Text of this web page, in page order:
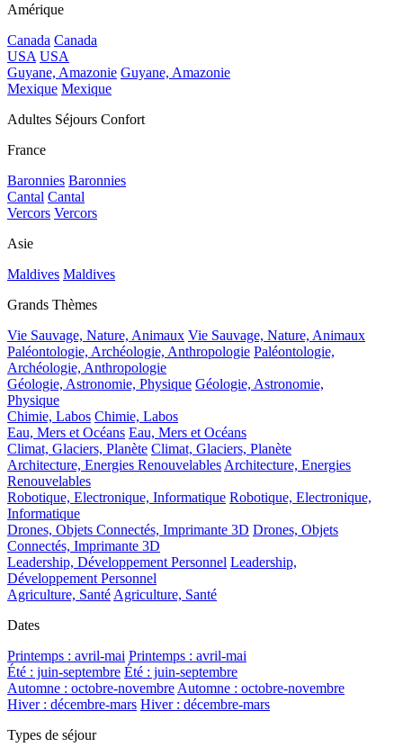
Amérique
Canada Canada
USA USA
Guyane, Amazonie Guyane, Amazonie
Mexique Mexique
Adultes Séjours Confort
France
Baronnies Baronnies
Cantal Cantal
Vercors Vercors
Asie
Maldives Maldives
Grands Thèmes
Vie Sauvage, Nature, Animaux Vie Sauvage, Nature, Animaux
Paléontologie, Archéologie, Anthropologie Paléontologie,
Archéologie, Anthropologie
Géologie, Astronomie, Physique Géologie, Astronomie,
Physique
Chimie, Labos Chimie, Labos
Eau, Mers et Océans Eau, Mers et Océans
Climat, Glaciers, Planète Climat, Glaciers, Planète
Architecture, Energies Renouvelables Architecture, Energies
Renouvelables
Robotique, Electronique, Informatique Robotique, Electronique,
Informatique
Drones, Objets Connectés, Imprimante 3D Drones, Objets
Connectés, Imprimante 3D
Leadership, Développement Personnel Leadership,
Développement Personnel
Agriculture, Santé Agriculture, Santé
Dates
Printemps : avril-mai Printemps : avril-mai
Été : juin-septembre Été : juin-septembre
Automne : octobre-novembre Automne : octobre-novembre
Hiver : décembre-mars Hiver : décembre-mars
Types de séjour